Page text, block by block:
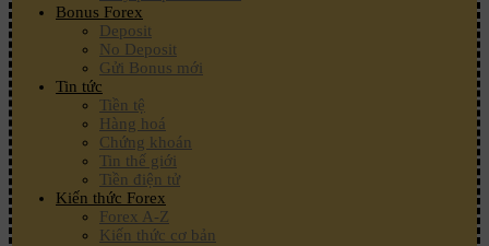
Bonus Forex
Deposit
No Deposit
Gửi Bonus mới
Tin tức
Tiền tệ
Hàng hoá
Chứng khoán
Tin thế giới
Tiền điện tử
Kiến thức Forex
Forex A-Z
Kiến thức cơ bản